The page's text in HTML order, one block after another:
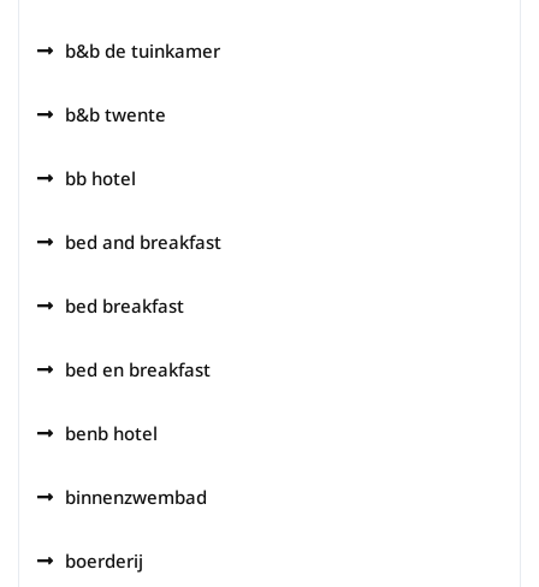
b&b de tuinkamer
b&b twente
bb hotel
bed and breakfast
bed breakfast
bed en breakfast
benb hotel
binnenzwembad
boerderij